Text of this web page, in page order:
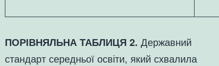
ПОРІВНЯЛЬНА ТАБЛИЦЯ 2. Державний
стандарт середньої освіти, який схвалила